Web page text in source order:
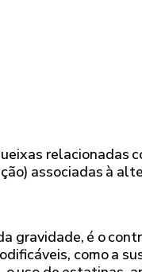
relacionadas
associadas à
gravidade, é o
como a